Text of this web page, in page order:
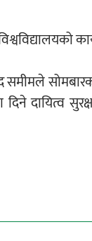
दायित्व